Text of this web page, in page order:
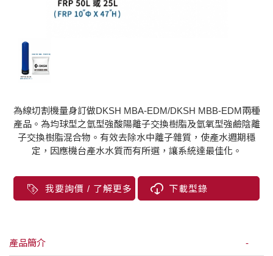
為線切割機量身訂做DKSH MBA-EDM/DKSH MBB-EDM兩種
產品。為均球型之氫型強酸陽離子交換樹脂及氫氧型強鹼陰離
子交換樹脂混合物。有效去除水中離子雜質，使產水週期穩
定，因應機台產水水質而有所選，讓系統達最佳化。
我要詢價 / 了解更多 下載型錄
產品簡介